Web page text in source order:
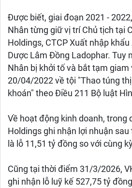
Được biết, giai đoạn 2021 -
Nhân từng giữ vị trí Chủ tịch tại
Holdings, CTCP Xuất nhập
Dược Lâm Đồng Ladophar. Tuy
Nhân bị khởi tố và bắt tạm giam
20/04/2022 về tội "Thao túng
khoán" theo Điều 211 Bộ luật
Về hoạt động kinh doanh, trong
Holdings ghi nhận lợi nhuận
là lỗ 11,51 tỷ đồng so với cùng
Cũng tại thời điểm 31/3/2026,
ghi nhận lỗ luỹ kế 527,75 tỷ